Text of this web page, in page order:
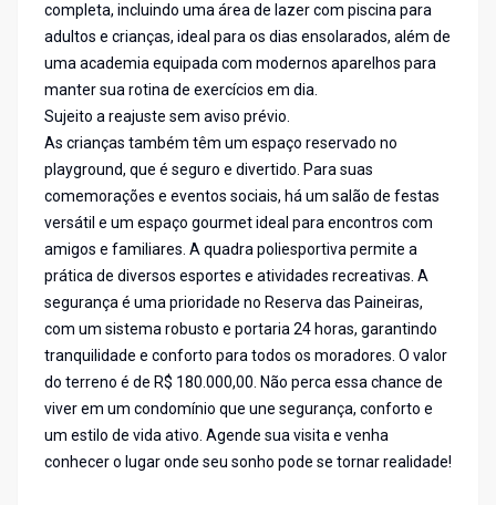
completa, incluindo uma área de lazer com piscina para
adultos e crianças, ideal para os dias ensolarados, além de
uma academia equipada com modernos aparelhos para
manter sua rotina de exercícios em dia.
Sujeito a reajuste sem aviso prévio.
As crianças também têm um espaço reservado no
playground, que é seguro e divertido. Para suas
comemorações e eventos sociais, há um salão de festas
versátil e um espaço gourmet ideal para encontros com
amigos e familiares. A quadra poliesportiva permite a
prática de diversos esportes e atividades recreativas. A
segurança é uma prioridade no Reserva das Paineiras,
com um sistema robusto e portaria 24 horas, garantindo
tranquilidade e conforto para todos os moradores. O valor
do terreno é de R$ 180.000,00. Não perca essa chance de
viver em um condomínio que une segurança, conforto e
um estilo de vida ativo. Agende sua visita e venha
conhecer o lugar onde seu sonho pode se tornar realidade!